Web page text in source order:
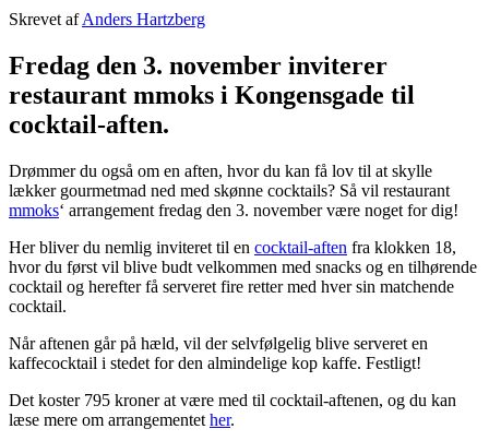
Skrevet afAnders Hartzberg
Fredag den 3. november inviterer
restaurant mmoks i Kongensgade til
cocktail-aften.
Drømmer du også om en aften, hvor du kan få lov til at skylle
lækker gourmetmad ned med skønne cocktails? Så vil restaurant
mmoks‘ arrangement fredag den 3. november være noget for dig!
Her bliver du nemlig inviteret til en cocktail-aften fra klokken 18,
hvor du først vil blive budt velkommen med snacks og en tilhørende
cocktail og herefter få serveret fire retter med hver sin matchende
cocktail.
Når aftenen går på hæld, vil der selvfølgelig blive serveret en
kaffecocktail i stedet for den almindelige kop kaffe. Festligt!
Det koster 795 kroner at være med til cocktail-aftenen, og du kan
læse mere om arrangementet her.